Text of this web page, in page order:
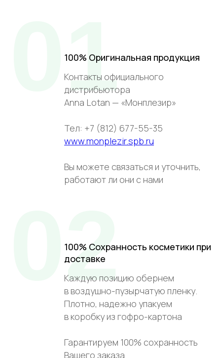
100% Оригинальная продукция
Контакты официального
дистрибьютора
Anna Lotan — «Монплезир»
Тел: +7 (812) 677-55-35
www.monplezir.spb.ru
Вы можете связаться и уточнить,
работают ли они с нами
01
100% Сохранность косметики при
доставке
Каждую позицию обернем
в воздушно-пузырчатую пленку.
Плотно, надежно упакуем
в коробку из гофро-картона
Гарантируем 100% сохранность
Вашего заказа
02